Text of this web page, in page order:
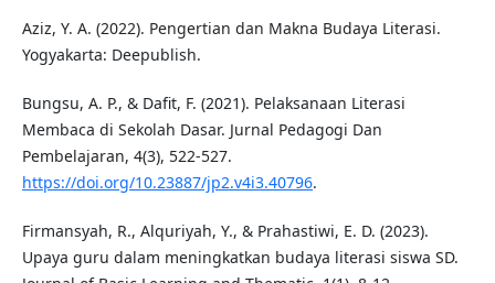
Aziz, Y. A. (2022). Pengertian dan Makna Budaya Literasi.
Yogyakarta: Deepublish.
Bungsu, A. P., & Dafit, F. (2021). Pelaksanaan Literasi
Membaca di Sekolah Dasar. Jurnal Pedagogi Dan
Pembelajaran, 4(3), 522-527.
https://doi.org/10.23887/jp2.v4i3.40796.
Firmansyah, R., Alquriyah, Y., & Prahastiwi, E. D. (2023).
Upaya guru dalam meningkatkan budaya literasi siswa SD.